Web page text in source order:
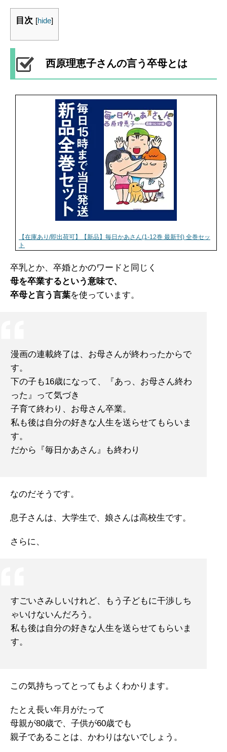
目次 [hide]
西原理恵子さんの言う卒母とは
【在庫あり/即出荷可】【新品】毎日かあさん(1-12巻 最新刊) 全巻セッ
ト
卒乳とか、卒婚とかのワードと同じく
母を卒業するという意味で、
卒母と言う言葉を使っています。
漫画の連載終了は、お母さんが終わったからで
す。
下の子も16歳になって、『あっ、お母さん終わ
った』って気づき
子育て終わり、お母さん卒業。
私も後は自分の好きな人生を送らせてもらいま
す。
だから『毎日かあさん』も終わり
なのだそうです。
息子さんは、大学生で、娘さんは高校生です。
さらに、
すごいさみしいけれど、もう子どもに干渉しち
ゃいけないんだろう。
私も後は自分の好きな人生を送らせてもらいま
す。
この気持ちってとってもよくわかります。
たとえ長い年月がたって
母親が80歳で、子供が60歳でも
親子であることは、かわりはないでしょう。